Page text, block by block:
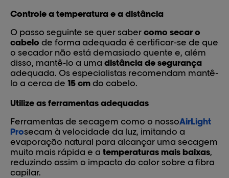
Controle a temperatura e a distância
O passo seguinte se quer saber como secar o
cabelo de forma adequada é certificar-se de que
o secador não está demasiado quente e, além
disso, mantê-lo a uma distância de segurança
adequada. Os especialistas recomendam mantê-
lo a cerca de 15 cm do cabelo.
Utilize as ferramentas adequadas
Ferramentas de secagem como o nossoAirLight
Prosecam à velocidade da luz, imitando a
evaporação natural para alcançar uma secagem
muito mais rápida e a temperaturas mais baixas,
reduzindo assim o impacto do calor sobre a fibra
capilar.